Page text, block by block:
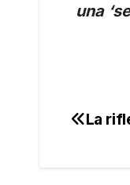
una
La